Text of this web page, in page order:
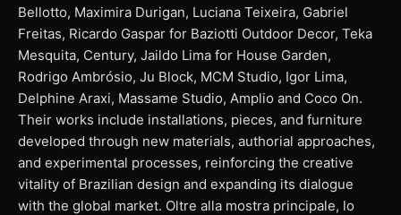
Bellotto, Maximira Durigan, Luciana Teixeira, Gabriel
Freitas, Ricardo Gaspar for Baziotti Outdoor Decor, Teka
Mesquita, Century, Jaildo Lima for House Garden,
Rodrigo Ambrósio, Ju Block, MCM Studio, Igor Lima,
Delphine Araxi, Massame Studio, Amplio and Coco On.
Their works include installations, pieces, and furniture
developed through new materials, authorial approaches,
and experimental processes, reinforcing the creative
vitality of Brazilian design and expanding its dialogue
with the global market. Oltre alla mostra principale, lo